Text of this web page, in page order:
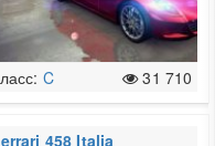
C 31 710
458 Italia